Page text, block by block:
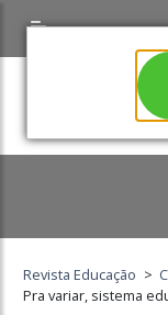
Revista Educação >
Pra variar, sistema